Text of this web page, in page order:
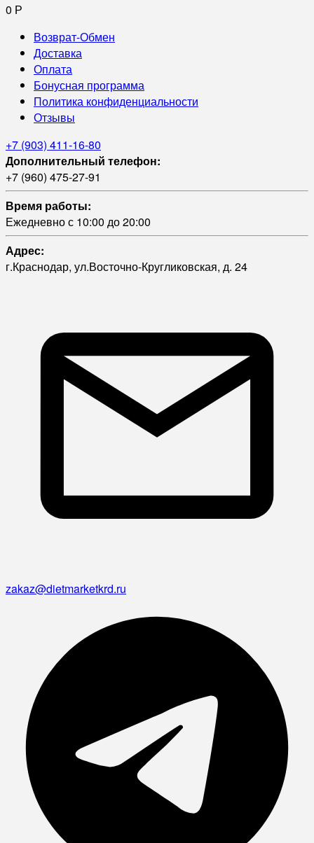
0 Р
Возврат-Обмен
Доставка
Оплата
Бонусная программа
Политика конфиденциальности
Отзывы
+7 (903) 411-16-80
Дополнительный телефон:
+7 (960) 475-27-91
Время работы:
Ежедневно с 10:00 до 20:00
Адрес:
г.Краснодар, ул.Восточно-Кругликовская, д. 24
zakaz@dietmarketkrd.ru